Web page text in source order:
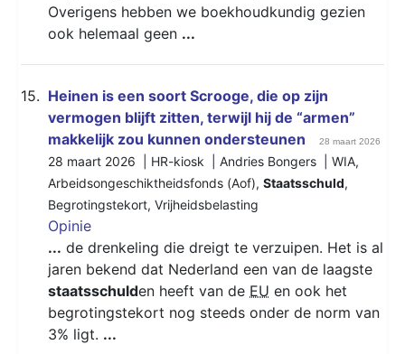
Overigens hebben we boekhoudkundig gezien
ook helemaal geen ...
15. Heinen is een soort Scrooge, die op zijn
vermogen blijft zitten, terwijl hij de “armen”
makkelijk zou kunnen ondersteunen
28 maart 2026
28 maart 2026 | HR-kiosk | Andries Bongers | WIA,
Arbeidsongeschiktheidsfonds (Aof), Staatsschuld,
Begrotingstekort, Vrijheidsbelasting
Opinie
... de drenkeling die dreigt te verzuipen. Het is al
jaren bekend dat Nederland een van de laagste
staatsschulden heeft van de EU en ook het
begrotingstekort nog steeds onder de norm van
3% ligt. ...